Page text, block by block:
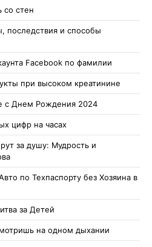
со стен
последствия и способы
Facebook по фамилии
при высоком креатинине
с Днем Рождения 2024
цифр на часах
за душу: Мудрость и
по Техпаспорту без Хозяина в
за Детей
на одном дыхании